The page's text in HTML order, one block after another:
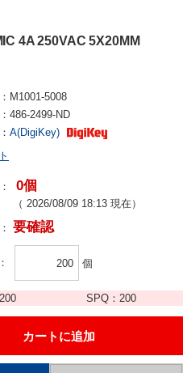
4A 250VAC 5X20MM
M1001-5008
486-2499-ND
A(DigiKey)
0個
（ 2026/08/09 18:13 現在）
要確認
個
200 SPQ： 200